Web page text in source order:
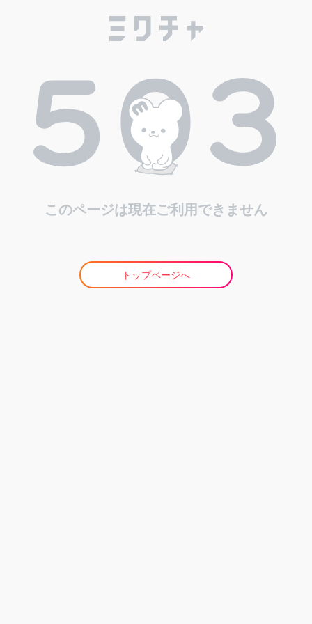
このページは現在ご利用できません